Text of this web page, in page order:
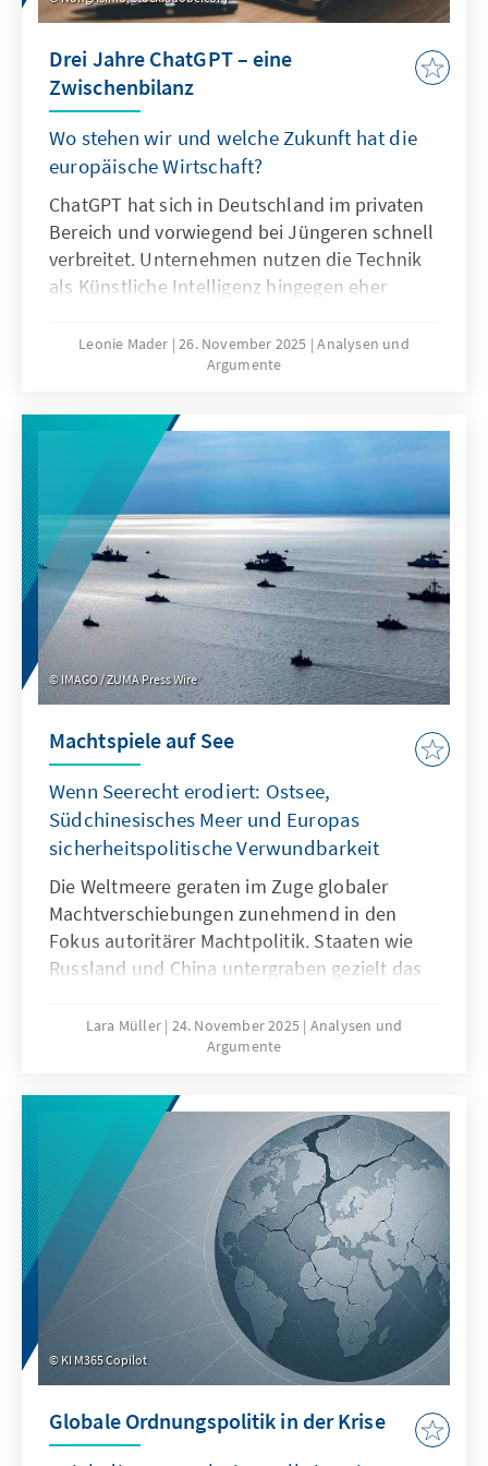
Drei Jahre ChatGPT – eine
Zwischenbilanz
Wo stehen wir und welche Zukunft hat die
europäische Wirtschaft?
ChatGPT hat sich in Deutschland im privaten
Bereich und vorwiegend bei Jüngeren schnell
verbreitet. Unternehmen nutzen die Technik
als Künstliche Intelligenz hingegen eher
hierfür sind nicht nur technische
Eigenschaften von ChatGPT, sondern auch
oder die Spezifikation. Für Europa geht es
deshalb nicht darum, ChatGPT mit
Verzögerung nachzubauen. Vielmehr gilt es
eigene Modelle zu entwickeln oder
außereuropäische so anzupassen, dass sie als
Produkte besser zu den institutionalisierten
Strukturen passen.
Leonie Mader 26. November 2025 Analysen und
Argumente
IMAGO / ZUMA Press Wire
Machtspiele auf See
Wenn Seerecht erodiert: Ostsee,
Südchinesisches Meer und Europas
sicherheitspolitische Verwundbarkeit
Die Weltmeere geraten im Zuge globaler
Machtverschiebungen zunehmend in den
Fokus autoritärer Machtpolitik. Staaten wie
Russland und China untergraben gezielt das
formen – eine Praxis, die als „Lawfare“
bekannt ist. In der Ostsee zeigen
Südchinesischen Meer demonstriert China,
wie Recht zur Machtfrage wird. Beide Fälle
verdeutlichen: Wo das Seerecht unterwandert
wird, geraten Europas Sicherheit,
Handlungsfähigkeit und die regelbasierte
Ordnung ins Wanken.
Lara Müller 24. November 2025 Analysen und
Argumente
KI M365 Copilot
Globale Ordnungspolitik in der Krise